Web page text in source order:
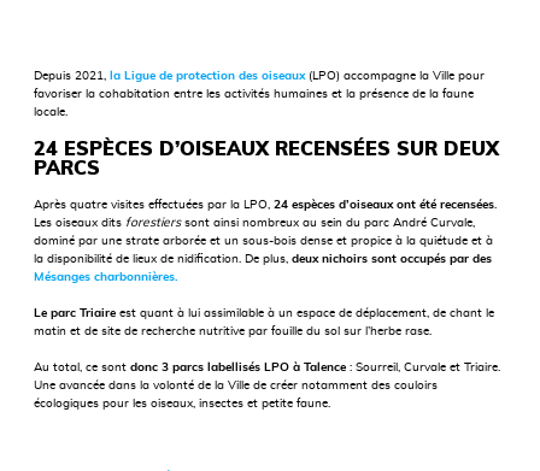
Depuis 2021, la Ligue de protection des oiseaux(LPO) accompagne la Ville pour
favoriser la cohabitation entre les activités humaines et la présence de la faune
locale.
24 ESPÈCES D’OISEAUX RECENSÉES SUR DEUX
PARCS
Après quatre visites effectuées par la LPO,24 espèces d’oiseaux ont été recensées
Les oiseaux dits forestierssont ainsi nombreux au sein du parc André Curvale,
dominé par une strate arborée et un sous-bois dense et propice à la quiétude et à
la disponibilité de lieux de nidification. De plus,deux nichoirs sont occupés par des
Mésanges charbonnières.
Le parc Triaire est quant à lui assimilable à un espace de déplacement, de chant le
matin et de site de recherche nutritive par fouille du sol sur l’herbe rase.
Au total, ce sontdonc 3 parcs labellisés LPO à Talence : Sourreil, Curvale et Triaire.
Une avancée dans la volonté de la Ville de créer notamment des couloirs
écologiques pour les oiseaux, insectes et petite faune.